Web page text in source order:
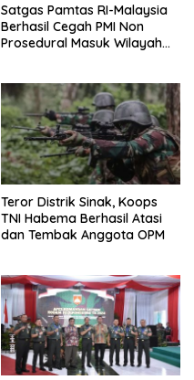
Satgas Pamtas RI-Malaysia
Berhasil Cegah PMI Non
Prosedural Masuk Wilayah
Teror Distrik Sinak, Koops
TNI Habema Berhasil Atasi
dan Tembak Anggota OPM